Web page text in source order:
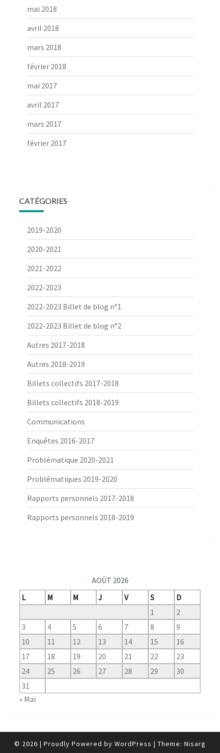
mai 2018
avril 2018
mars 2018
février 2018
mai 2017
avril 2017
mars 2017
février 2017
CATÉGORIES
2019-2020
2020-2021
2021-2022
2022-2023
2022-2023 Billet de blog n°1
2022-2023 Billet de blog n°2
Autres 2017-2018
Autres 2018-2019
Billets collectifs 2017-2018
Billets collectifs 2018-2019
Communications
Enquêtes 2016-2017
Problématique 2020-2021
Problématiques 2019-2020
Rapports personnels 2017-2018
Rapports personnels 2018-2019
AOÛT 2026
L
M M J V S
D
1
2
3
4 5 6 7 8
9
10
11 12 13 14 15
16
17
18 19 20 21 22
23
24
25 26 27 28 29
30
31
« Mai
© 2026 | Proudly Powered by WordPress | Theme: Nisarg